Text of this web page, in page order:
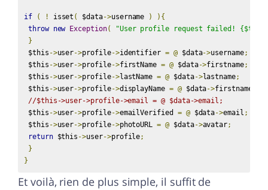
if ( ! isset ( $data->username )
){
throw new Exception(
"User profile request failed!
}
$this ->user->profile->identifier = @ $data->username;
$this ->user->profile->firstName = @ $data->firstname;
$this ->user->profile->lastName = @ $data->lastname;
$this ->user->profile->displayName = @ $data->firstname
//$this->user->profile->email = @ $data->email;
$this ->user->profile->emailVerified = @ $data->email ;
$this ->user->profile->photoURL = @ $data->avatar;
return $this ->user->profile;
}
}
Et voilà, rien de plus simple, il suffit de